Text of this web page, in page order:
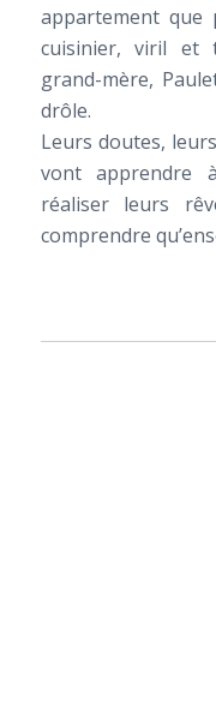
appartement que
cuisinier, viril et
grand-mère,
drôle.
Leurs doutes,
vont apprendre
réaliser leurs
comprendre